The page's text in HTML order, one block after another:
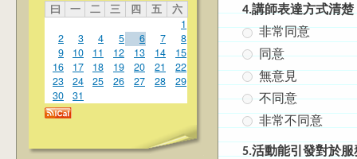
曰 一 二 三 四 五
六
1
2
3 4 5 6 7
8
9
10 11 12 13 14
15
16
17 18 19 20 21
22
23
24 25 26 27 28
29
30
31
4.講師表達方式清楚
非常同意
同意
無意見
不同意
非常不同意
5.活動能引發對於